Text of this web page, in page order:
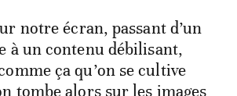
notre écran, passant d’un
à un contenu débilisant,
ça qu’on se cultive
tombe alors sur les images